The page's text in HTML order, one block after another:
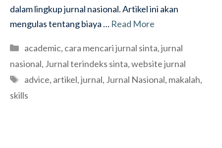
dalam lingkup jurnal nasional. Artikel ini akan
mengulas tentang biaya … Read More
Categories
academic, cara mencari jurnal sinta,jurnal
nasional, Jurnal terindeks sinta,website jurnal
Tags
advice, artikel,jurnal, Jurnal Nasional, makalah,
skills